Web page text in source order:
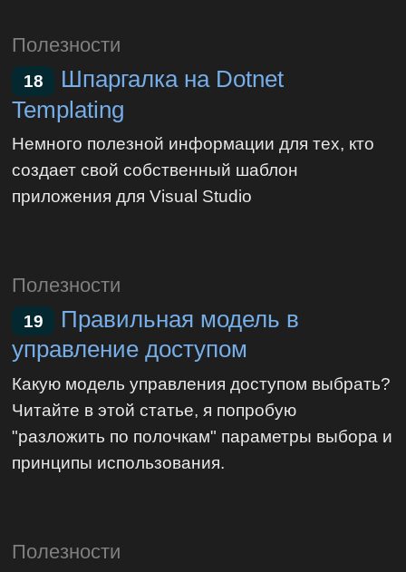
Полезности
18
Шпаргалка на Dotnet
Templating
Немного полезной информации для тех, кто
создает свой собственный шаблон
приложения для Visual Studio
Полезности
19
Правильная модель в
управление доступом
Какую модель управления доступом выбрать?
Читайте в этой статье, я попробую
"разложить по полочкам" параметры выбора и
принципы использования.
Полезности